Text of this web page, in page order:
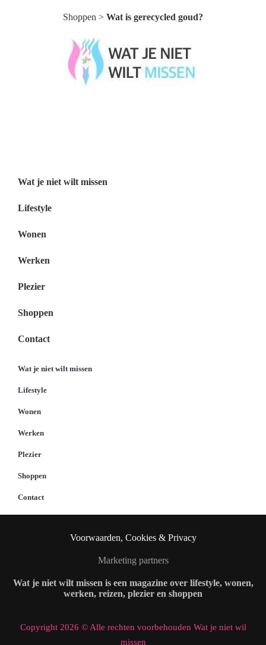
Shoppen > Wat is gerecycled goud?
Wat je niet wilt missen
Lifestyle
Wonen
Werken
Plezier
Shoppen
Contact
Wat je niet wilt missen
Lifestyle
Wonen
Werken
Plezier
Shoppen
Contact
Voorwaarden, Cookies & Privacy
Marketing partners
Wat je niet wilt missen is een magazine over lifestyle, wonen,
werken, reizen, plezier en shoppen
Copyright 2026 © Alle rechten voorbehouden Wat je niet wil
missen